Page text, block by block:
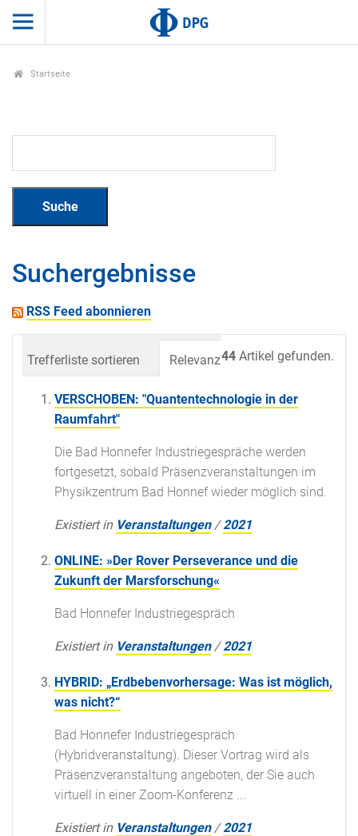
Startseite
Suchergebnisse
RSS Feed abonnieren
44 Artikel gefunden.
Trefferliste sortieren Relevanz Datum
VERSCHOBEN: "Quantentechnologie in der
Raumfahrt"
Die Bad Honnefer Industriegespräche werden
fortgesetzt, sobald Präsenzveranstaltungen im
Physikzentrum Bad Honnef wieder möglich sind.
Existiert in Veranstaltungen /2021
ONLINE: »Der Rover Perseverance und die
Zukunft der Marsforschung«
Bad Honnefer Industriegespräch
Existiert in Veranstaltungen /2021
HYBRID: „Erdbebenvorhersage: Was ist möglich,
was nicht?“
Bad Honnefer Industriegespräch
(Hybridveranstaltung). Dieser Vortrag wird als
Präsenzveranstaltung angeboten, der Sie auch
virtuell in einer Zoom-Konferenz ...
Existiert in Veranstaltungen /2021